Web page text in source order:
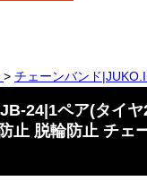
> チェーンバンド
24|1ペア(タイ
止 脱輪防止 チェ